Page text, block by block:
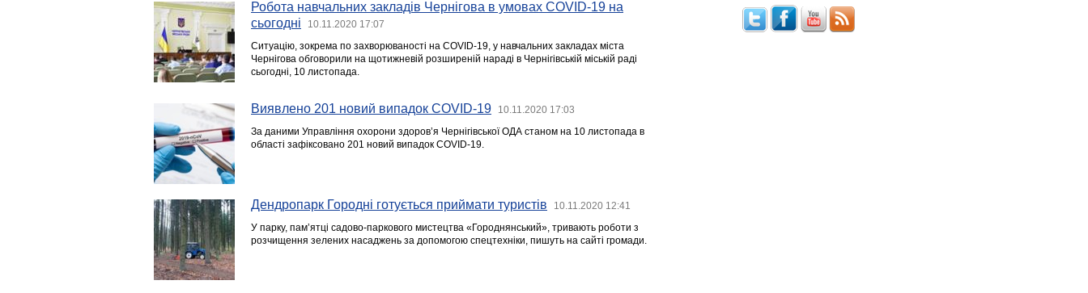
Робота навчальних закладів Чернігова в умовах COVID-19 на
сьогодні
10.11.2020 17:07
Ситуацію, зокрема по захворюваності на COVID-19, у навчальних закладах міста
Чернігова обговорили на щотижневій розширеній нараді в Чернігівській міській раді
сьогодні, 10 листопада.
Виявлено 201 новий випадок COVID-19 10.11.2020 17:03
За даними Управління охорони здоров’я Чернігівської ОДА станом на 10 листопада в
області зафіксовано 201 новий випадок COVID-19.
Дендропарк Городні готується приймати туристів 10.11.2020 12:41
У парку, пам’ятці садово-паркового мистецтва «Городнянський», тривають роботи з
розчищення зелених насаджень за допомогою спецтехніки, пишуть на сайті громади.